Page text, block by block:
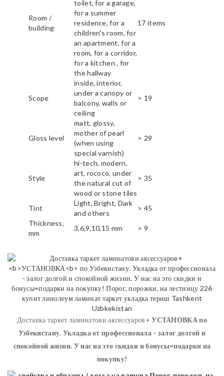
Room /
building
toilet, for a garage,
for a summer
residence, for a
children's room, for
an apartment, for a
room, for a corridor,
for a kitchen , for
the hallway
17 items
Scope
inside, interior,
under a canopy or
balcony, walls or
ceiling
> 19
Gloss level
matt, glossy,
mother of pearl
(when using
special varnish)
> 29
Style
hi-tech, modern,
art, rococo, under
the natural cut of
wood or stone tiles
> 35
Tint
Light, Bright, Dark
and others
> 45
Thickness,
mm
3,6,9,10,15 mm > 9
Доставка таркет ламинатови аксессуаров+УСТАНОВКАпо
Узбекистану. Укладка от профессионала - залог долгой и
спокойной жизни. У нас на это скидки и бонусы=подарки на
покупку!